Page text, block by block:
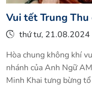
Vui tết Trung Thu
thứ tư, 21.08.2024
Hòa chung không khí
nhánh của Anh Ngữ
Minh Khai tưng bừng